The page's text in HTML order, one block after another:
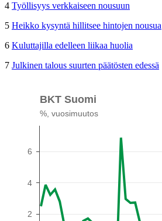
4 Työllisyys verkkaiseen nousuun
5 Heikko kysyntä hillitsee hintojen nousua
6 Kuluttajilla edelleen liikaa huolia
7 Julkinen talous suurten päätösten edessä